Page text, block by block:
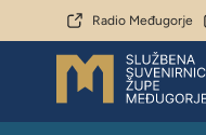
Radio Međugorje